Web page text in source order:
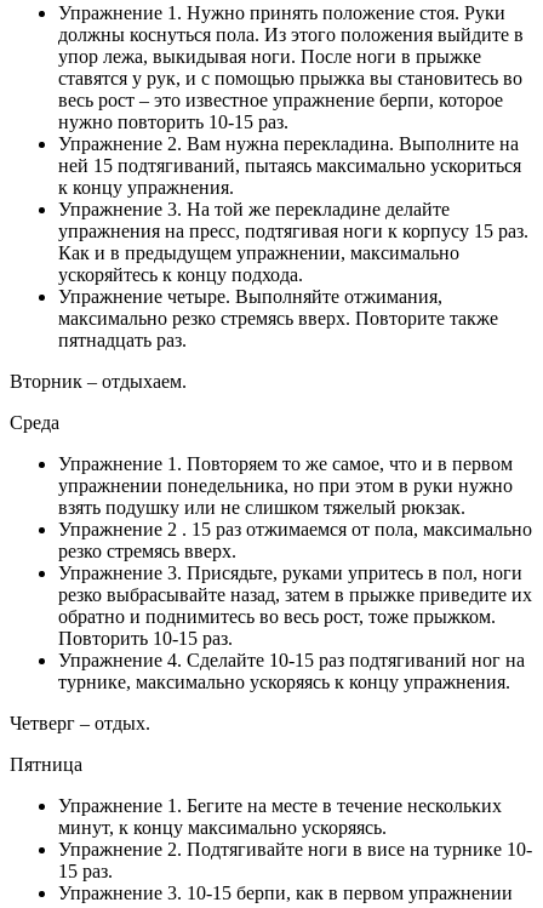
Упражнение 1. Нужно принять положение стоя. Руки
должны коснуться пола. Из этого положения выйдите в
упор лежа, выкидывая ноги. После ноги в прыжке
ставятся у рук, и с помощью прыжка вы становитесь во
весь рост – это известное упражнение берпи, которое
нужно повторить 10-15 раз.
Упражнение 2. Вам нужна перекладина. Выполните на
ней 15 подтягиваний, пытаясь максимально ускориться
к концу упражнения.
Упражнение 3. На той же перекладине делайте
упражнения на пресс, подтягивая ноги к корпусу 15 раз.
Как и в предыдущем упражнении, максимально
ускоряйтесь к концу подхода.
Упражнение четыре. Выполняйте отжимания,
максимально резко стремясь вверх. Повторите также
пятнадцать раз.
Вторник – отдыхаем.
Среда
Упражнение 1. Повторяем то же самое, что и в первом
упражнении понедельника, но при этом в руки нужно
взять подушку или не слишком тяжелый рюкзак.
Упражнение 2 . 15 раз отжимаемся от пола, максимально
резко стремясь вверх.
Упражнение 3. Присядьте, руками упритесь в пол, ноги
резко выбрасывайте назад, затем в прыжке приведите их
обратно и поднимитесь во весь рост, тоже прыжком.
Повторить 10-15 раз.
Упражнение 4. Сделайте 10-15 раз подтягиваний ног на
турнике, максимально ускоряясь к концу упражнения.
Четверг – отдых.
Пятница
Упражнение 1. Бегите на месте в течение нескольких
минут, к концу максимально ускоряясь.
Упражнение 2. Подтягивайте ноги в висе на турнике 10-
15 раз.
Упражнение 3. 10-15 берпи, как в первом упражнении